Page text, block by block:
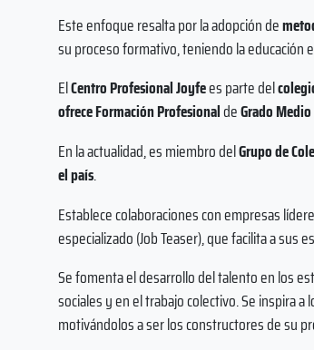
Este enfoque resalta por la adopción de
su proceso formativo, teniendo la educación
ElCentro Profesional Joyfees parte del
ofrece Formación ProfesionaldeGrado
En la actualidad, es miembro delGrupo de
el país.
Establece colaboraciones con empresas
especializado (Job Teaser), que facilita a
Se fomenta el desarrollo del talento en los
sociales y en el trabajo colectivo. Se inspira
motivándolos a ser los constructores de su